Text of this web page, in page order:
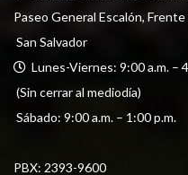
Paseo General Escalón,
San Salvador
Lunes-Viernes: 9:00 a.m. –
(Sin cerrar al mediodía)
Sábado: 9:00 a.m. – 1:00 p.m.
PBX: 2393-9600